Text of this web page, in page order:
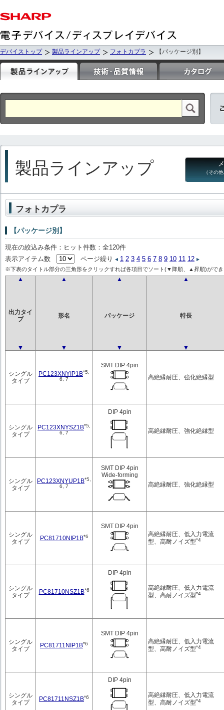
デバイストップ 製品ラインアップ フォトカプラ 【パッケージ別】
製品ラインアップ （その
フォトカプラ
【パッケージ別】
現在の絞込み条件：ヒット件数：全120件
表示アイテム数
ページ繰り 1 2 3 4 5 6 7 8 9 10 11 12
※下表のタイトル部分の三角形をクリックすれば各項目でソート(▼降順、▲昇順)がで
▲ ▲ ▲ ▲
出力タイ
プ
形名 パッケージ 特長
▼ ▼ ▼ ▼
シングル
タイプ
PC123XNYIP1B*5,
6, 7
SMT DIP 4pin
高絶縁耐圧、強化絶縁型
シングル
タイプ
PC123XNYSZ1B*5,
6, 7
DIP 4pin
高絶縁耐圧、強化絶縁型
シングル
タイプ
PC123XNYUP1B*5,
6, 7
SMT DIP 4pin
Wide-forming
高絶縁耐圧、強化絶縁型
シングル
タイプ
PC81710NIP1B*6
SMT DIP 4pin
高絶縁耐圧、低入力電流
型、高耐ノイズ型*4
シングル
タイプ
PC81710NSZ1B*6
DIP 4pin
高絶縁耐圧、低入力電流
型、高耐ノイズ型*4
シングル
タイプ
PC81711NIP1B*6
SMT DIP 4pin
高絶縁耐圧、低入力電流
型、高耐ノイズ型*4
シングル
タイプ
PC81711NSZ1B*6
DIP 4pin
高絶縁耐圧、低入力電流
型、高耐ノイズ型*4